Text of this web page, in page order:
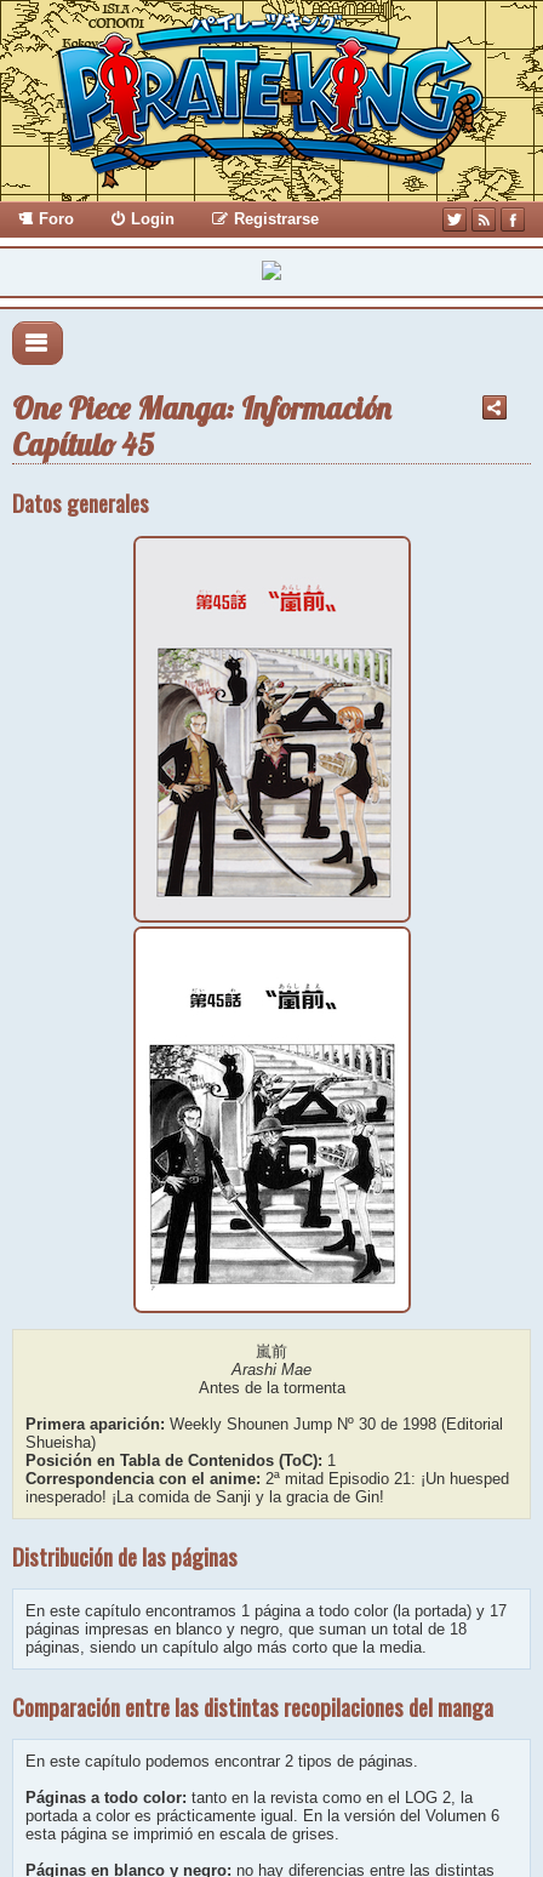
Foro Login Registrarse
One Piece Manga: Información
Capítulo 45
Datos generales
嵐前
Arashi Mae
Antes de la tormenta
Primera aparición: Weekly Shounen Jump Nº 30 de 1998 (Editorial
Shueisha)
Posición en Tabla de Contenidos (ToC): 1
Correspondencia con el anime: 2ª mitad Episodio 21: ¡Un huesped
inesperado! ¡La comida de Sanji y la gracia de Gin!
Distribución de las páginas
En este capítulo encontramos 1 página a todo color (la portada) y 17
páginas impresas en blanco y negro, que suman un total de 18
páginas, siendo un capítulo algo más corto que la media.
Comparación entre las distintas recopilaciones del manga
En este capítulo podemos encontrar 2 tipos de páginas.
Páginas a todo color: tanto en la revista como en el LOG 2, la
portada a color es prácticamente igual. En la versión del Volumen 6
esta página se imprimió en escala de grises.
Páginas en blanco y negro: no hay diferencias entre las distintas